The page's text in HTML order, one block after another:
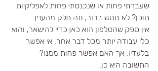
שעבדתי פחות או שנכנסתי פחות לאפליקיות
תוכן? לא ממש ברור, וזה חלק מהענין.
אין ספק שהטלפון הוא כאן כדיי להישאר, והוא
כלי עבודה יותר מכל דבר אחר. אי אפשר
בלעדיו, אך האם אפשר פחות ממנו?
התשובה היא כן.